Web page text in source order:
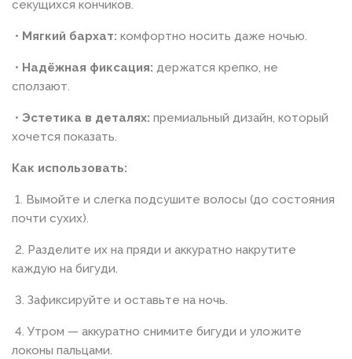
секущихся кончиков.
• Мягкий бархат: комфортно носить даже ночью.
• Надёжная фиксация: держатся крепко, не
сползают.
• Эстетика в деталях: премиальный дизайн, который
хочется показать.
Как использовать:
1. Вымойте и слегка подсушите волосы (до состояния
почти сухих).
2. Разделите их на пряди и аккуратно накрутите
каждую на бигуди.
3. Зафиксируйте и оставьте на ночь.
4. Утром — аккуратно снимите бигуди и уложите
локоны пальцами.